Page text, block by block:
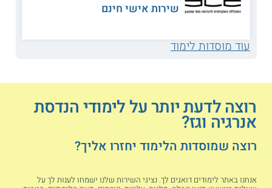
במהלך הלימודים, הסטודנטים מקבלים היכרות עם מגוון ההיבטים
של תעשיית האנרגיה, החל מתהליכי הפקה שלה ועד לשימושיה
ולהובלה של הגז הטבעי, לאחסן אותו במאגרים מתאימים ולחלק
אותו לצרכנים במשק, תוך בקרה ותחזוקה מתאימה של המערכות.
בנוסף, הם עוסקים בסוגיות אקולוגיות וביחסי הגומלין שבין ענף
האנרגיה ובין איכות הסביבה וגם דנים בסוגיות משפטיות, כלכליות,
ובטיחותיות, המהותיות לתחומים אלו.
מתכונת הלימוד
בדומה למסלולים נוספים בלימודי ההנדסה, לימודי תחום זה
מתפרשים על פני כארבע שנים. במהלכם, הסטודנטים משתתפים
שירות אישי חינם
עוד מוסדות לימוד
רוצה לדעת יותר על לימודי הנדסת
אנרגיה וגז?
רוצה שמוסדות הלימוד יחזרו אליך?
אנחנו באתר לימודים דואגים לך. נציגי השירות שלנו ישמחו לענות לך על